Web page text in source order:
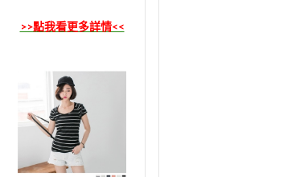
>>點我看更多詳情<<